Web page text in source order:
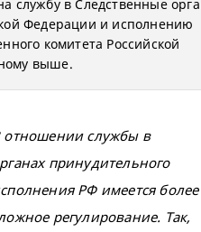
службу в Следственные
Федерации и исполнению
комитета Российской
выше.
отношении службы в
принудительного
РФ имеется более
регулирование. Так,